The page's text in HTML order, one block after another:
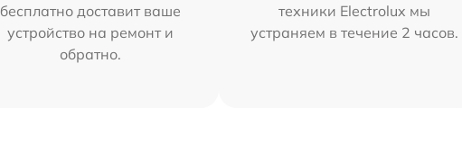
бесплатно доставит ваше
устройство на ремонт и
обратно.
техники Electrolux мы
устраняем в течение 2 часов.